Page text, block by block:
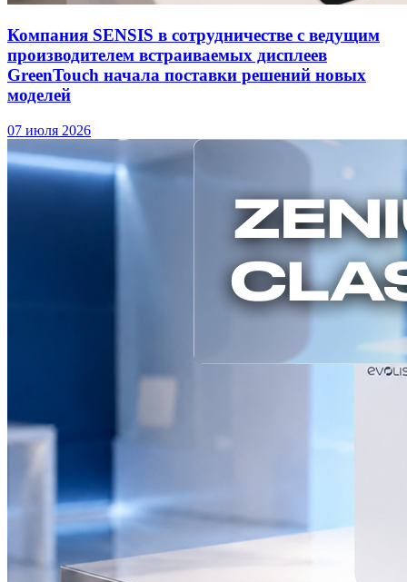
Компания SENSIS в сотрудничестве с ведущим
производителем встраиваемых дисплеев
GreenTouch начала поставки решений новых
моделей
07 июля 2026